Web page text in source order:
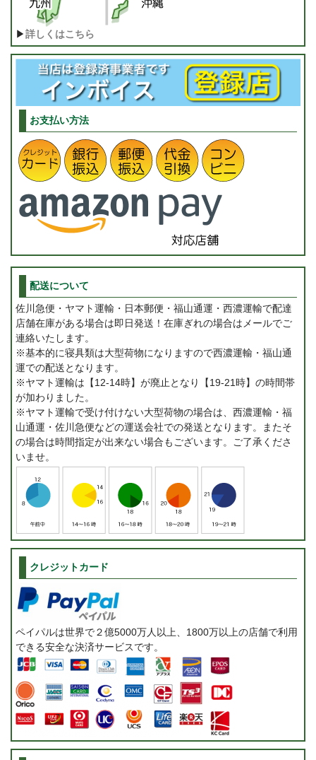
▶詳しくはこちら
お支払い方法
配送について
佐川急便・ヤマト運輸・日本郵便・福山通運・西濃運輸で配達
店舗在庫がある場合は即日発送！在庫ぎれの場合はメールでご
連絡いたします。
※基本的に寝具類は大型荷物になりますので西濃運輸・福山通
運での配送となります。
※ヤマト運輸は【12-14時】が廃止となり【19-21時】の時間帯
が加わりました。
※ヤマト運輸で受け付けない大型荷物の場合は、西濃運輸・福
山通運・佐川急便などの運送会社での発送となります。またそ
の場合は時間指定が出来ない場合もございます。ご了承くださ
いませ。
クレジットカード
ペイパルは世界で２億5000万人以上、1800万以上の店舗で利用
できる安全な決済サービスです。